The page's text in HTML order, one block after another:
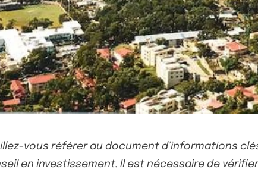
vous référer au document d’informations
en investissement. Il est nécessaire de